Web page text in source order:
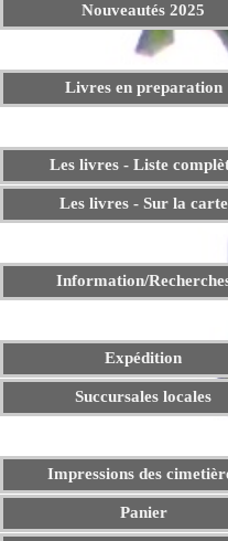
Nouveautés 2025
Livres en preparation
Les livres - Liste
Les livres - Sur la carte
Information/
Expédition
Succursales locales
Impressions des
Panier